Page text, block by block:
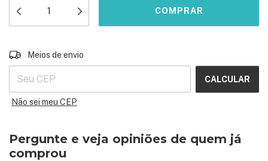
Entregas para o CEP:
Meios de envio
CALCULAR
Não sei meu CEP
Pergunte e veja opiniões de quem já
comprou